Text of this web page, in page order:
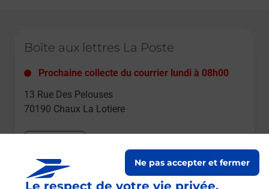
Le respect de votre vie privée,
Ne pas accepter et fermer
Boîte aux lettres La Poste
Prochaine collecte du courrier lundi à 08h00
13 Rue Des Pelouses
70190 Chaux La Lotiere
Le lien s'ouvre dans un nouvel onglet